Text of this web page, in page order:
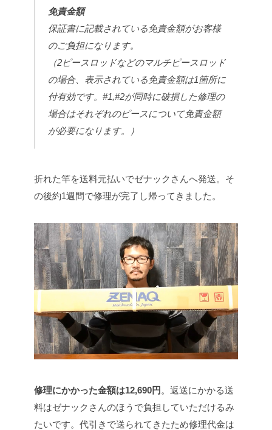
免責金額
保証書に記載されている免責金額がお客様
のご負担になります。
（2ピースロッドなどのマルチピースロッド
の場合、表示されている免責金額は1箇所に
付有効です。#1,#2が同時に破損した修理の
場合はそれぞれのピースについて免責金額
が必要になります。）
折れた竿を送料元払いでゼナックさんへ発送。そ
の後約1週間で修理が完了し帰ってきました。
修理にかかった金額は12,690円 。返送にかかる送
料はゼナックさんのほうで負担していただけるみ
たいです。代引きで送られてきたため修理代金は